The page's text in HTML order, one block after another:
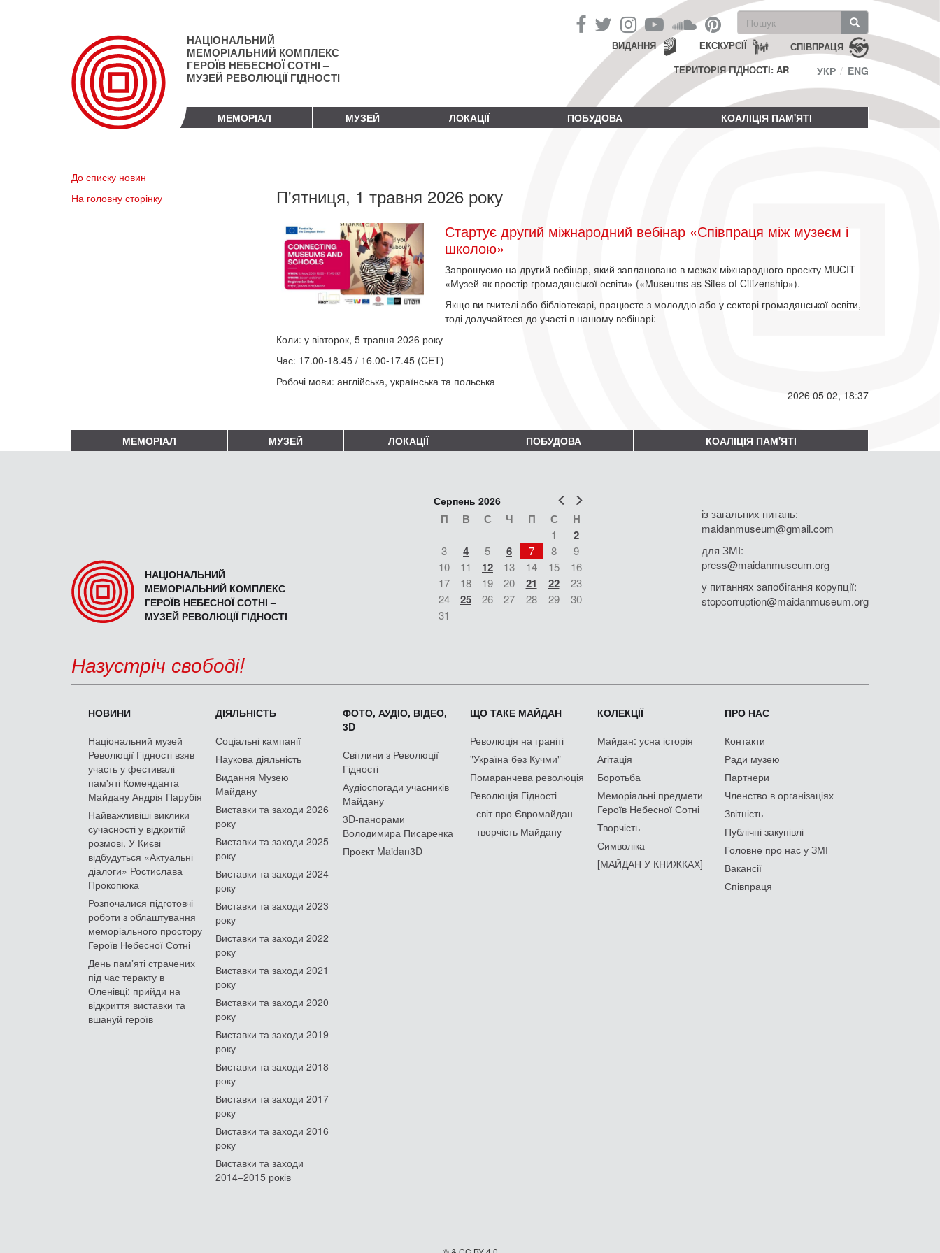
НАЦІОНАЛЬНИЙ
МЕМОРІАЛЬНИЙ КОМПЛЕКС
ГЕРОЇВ НЕБЕСНОЇ СОТНІ –
МУЗЕЙ РЕВОЛЮЦІЇ ГІДНОСТІ
Пошукова
форма
Пошук СПІВПРАЦЯ
ЕКСКУРСІЇ
ВИДАННЯ
ТЕРИТОРІЯ ГІДНОСТІ: AR
УКР ENG
МЕМОРІАЛ МУЗЕЙ ЛОКАЦІЇ ПОБУДОВА КОАЛІЦІЯ ПАМ'ЯТІ
До списку новин
На головну сторінку
П'ятниця, 1 травня 2026 року
Стартує другий міжнародний вебінар «Співпраця між музеєм і
школою»
Запрошуємо на другий вебінар, який заплановано в межах міжнародного проєкту MUCIT –
«Музей як простір громадянської освіти» («Museums as Sites of Citizenship»).
Якщо ви вчителі або бібліотекарі, працюєте з молоддю або у секторі громадянської освіти,
тоді долучайтеся до участі в нашому вебінарі:
Коли: у вівторок, 5 травня 2026 року
Час: 17.00-18.45 / 16.00-17.45 (CET)
Робочі мови: англійська, українська та польська
2026 05 02, 18:37
МЕМОРІАЛ МУЗЕЙ ЛОКАЦІЇ ПОБУДОВА КОАЛІЦІЯ ПАМ'ЯТІ
НАЦІОНАЛЬНИЙ
МЕМОРІАЛЬНИЙ КОМПЛЕКС
ГЕРОЇВ НЕБЕСНОЇ СОТНІ –
МУЗЕЙ РЕВОЛЮЦІЇ ГІДНОСТІ
Попер
Серпень 2026
П В С Ч П С Н
1 2
3 4 5 6 7 8
9
10
11 12 13 14 15
16
17
18 19 20 21 22
23
24
25 26 27 28 29
30
31
із загальних питань:
maidanmuseum@gmail.com
для ЗМІ:
press@maidanmuseum.org
у питаннях запобігання корупції:
stopcorruption@maidanmuseum.org
Назустріч свободі!
НОВИНИ
Національний музей
Революції Гідності взяв
участь у фестивалі
пам'яті Коменданта
Майдану Андрія Парубія
Найважливіші виклики
сучасності у відкритій
розмові. У Києві
відбудуться «Актуальні
діалоги» Ростислава
Прокопюка
Розпочалися підготовчі
роботи з облаштування
меморіального простору
Героїв Небесної Сотні
День памʼяті страчених
під час теракту в
Оленівці: прийди на
відкриття виставки та
вшануй героїв
ДІЯЛЬНІСТЬ
Соціальні кампанії
Наукова діяльність
Видання Музею
Майдану
Виставки та заходи 2026
року
Виставки та заходи 2025
року
Виставки та заходи 2024
року
Виставки та заходи 2023
року
Виставки та заходи 2022
року
Виставки та заходи 2021
року
Виставки та заходи 2020
року
Виставки та заходи 2019
року
Виставки та заходи 2018
року
Виставки та заходи 2017
року
Виставки та заходи 2016
року
Виставки та заходи
2014–2015 років
ФОТО, АУДІО, ВІДЕО,
3D
Світлини з Революції
Гідності
Аудіоспогади учасників
Майдану
3D-панорами
Володимира Писаренка
Проєкт Maidan3D
ЩО ТАКЕ МАЙДАН
Революція на граніті
"Україна без Кучми"
Помаранчева революція
Революція Гідності
- світ про Євромайдан
- творчість Майдану
КОЛЕКЦІЇ
Майдан: усна історія
Агітація
Боротьба
Меморіальні предмети
Героїв Небесної Сотні
Творчість
Символіка
[МАЙДАН У КНИЖКАХ]
ПРО НАС
Контакти
Ради музею
Партнери
Членство в організаціях
Звітність
Публічні закупівлі
Головне про нас у ЗМІ
Вакансії
Співпраця